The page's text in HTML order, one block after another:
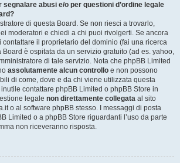
abusi e/o per questioni d’ordine legale
di questa Board. Se non riesci a trovarlo,
moderatori e chiedi a chi puoi rivolgerti. Se ancora
contattare il proprietario del dominio (fai una ricerca
Board è ospitata da un servizio gratuito (ad es. yahoo,
di tale servizio. Nota che phpBB Limited
assolutamente alcun controllo e non possono
di come, dove e da chi viene utilizzata questa
contattare phpBB Limited o phpBB Store in
legale non direttamente collegata al sito
o al software phpBB stesso. I messaggi di posta
Limited o a phpBB Store riguardanti l’uso da parte
non riceveranno risposta.